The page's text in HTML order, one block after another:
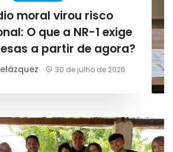
moral virou risco
O que a NR-1 exige
a partir de agora?
30 de julho de 2026